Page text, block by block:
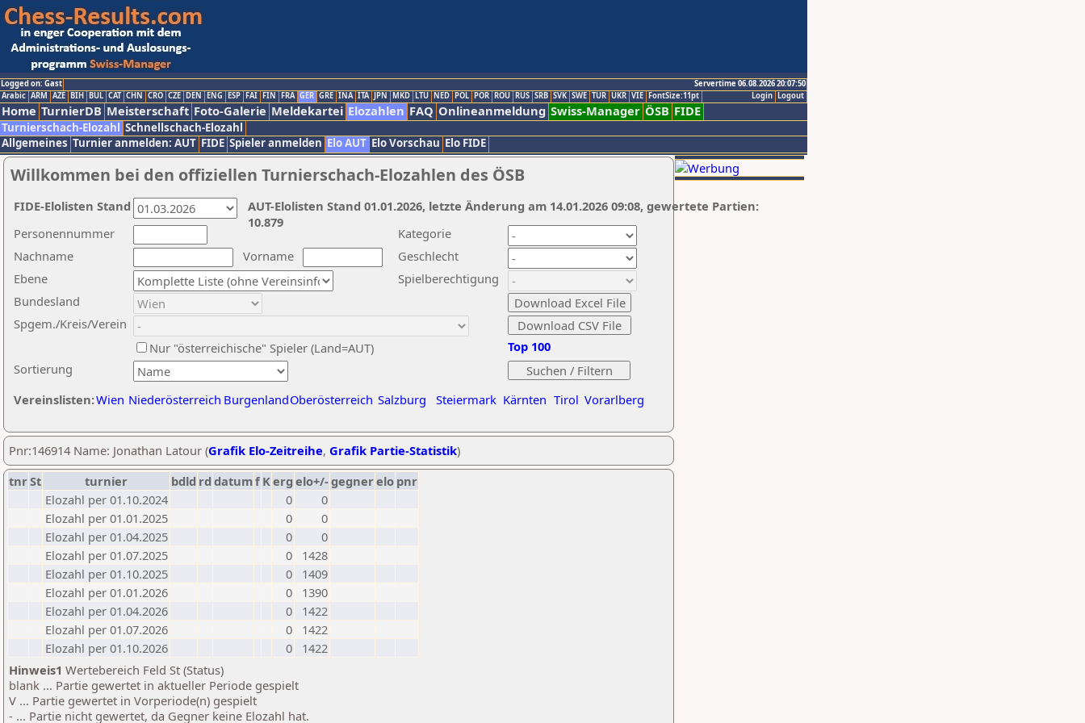
Logged on: Gast
Servertime 06.08.2026 20:07:50
Logout
Login
Arabic ARM AZE BIH BUL CAT CHN CRO CZE DEN ENG ESP FAI FIN FRA GER GRE INA ITA JPN MKD LTU NED POL POR ROU RUS SRB SVK SWE TUR UKR VIE FontSize:11pt
Home TurnierDB Meisterschaft Foto-Galerie Meldekartei Elozahlen FAQ Onlineanmeldung Swiss-Manager ÖSB FIDE
Turnierschach-Elozahl Schnellschach-Elozahl
Allgemeines Turnier anmelden: AUT FIDE Spieler anmelden Elo AUT Elo Vorschau Elo FIDE
Willkommen bei den offiziellen Turnierschach-Elozahlen des ÖSB
Nachname
Vorname
Ebene
Kategorie
Sortierung
Personennummer
Bundesland
Spgem./Kreis/Verein
Geschlecht
Nur "österreichische" Spieler (Land=AUT)
Spielberechtigung
Vereinslisten:Wien Niederösterreich BurgenlandOberösterreich Salzburg Steiermark Kärnten Tirol Vorarlberg
Top 100
AUT-Elolisten Stand 01.01.2026, letzte Änderung am 14.01.2026 09:08, gewertete Partien:
10.879
FIDE-Elolisten Stand
Pnr:146914 Name: Jonathan Latour (Grafik Elo-Zeitreihe, Grafik Partie-Statistik)
tnrSt turnier bdld rd datumf Kerg elo+/-gegnerelo pnr
Elozahl per 01.10.2024
0
0
Elozahl per 01.01.2025
0
0
Elozahl per 01.04.2025
0
0
Elozahl per 01.07.2025
0
1428
Elozahl per 01.10.2025
0
1409
Elozahl per 01.01.2026
0
1390
Elozahl per 01.04.2026
0
1422
Elozahl per 01.07.2026
0
1422
Elozahl per 01.10.2026
0
1422
Hinweis1 Wertebereich Feld St (Status)
blank ... Partie gewertet in aktueller Periode gespielt
V ... Partie gewertet in Vorperiode(n) gespielt
- ... Partie nicht gewertet, da Gegner keine Elozahl hat.